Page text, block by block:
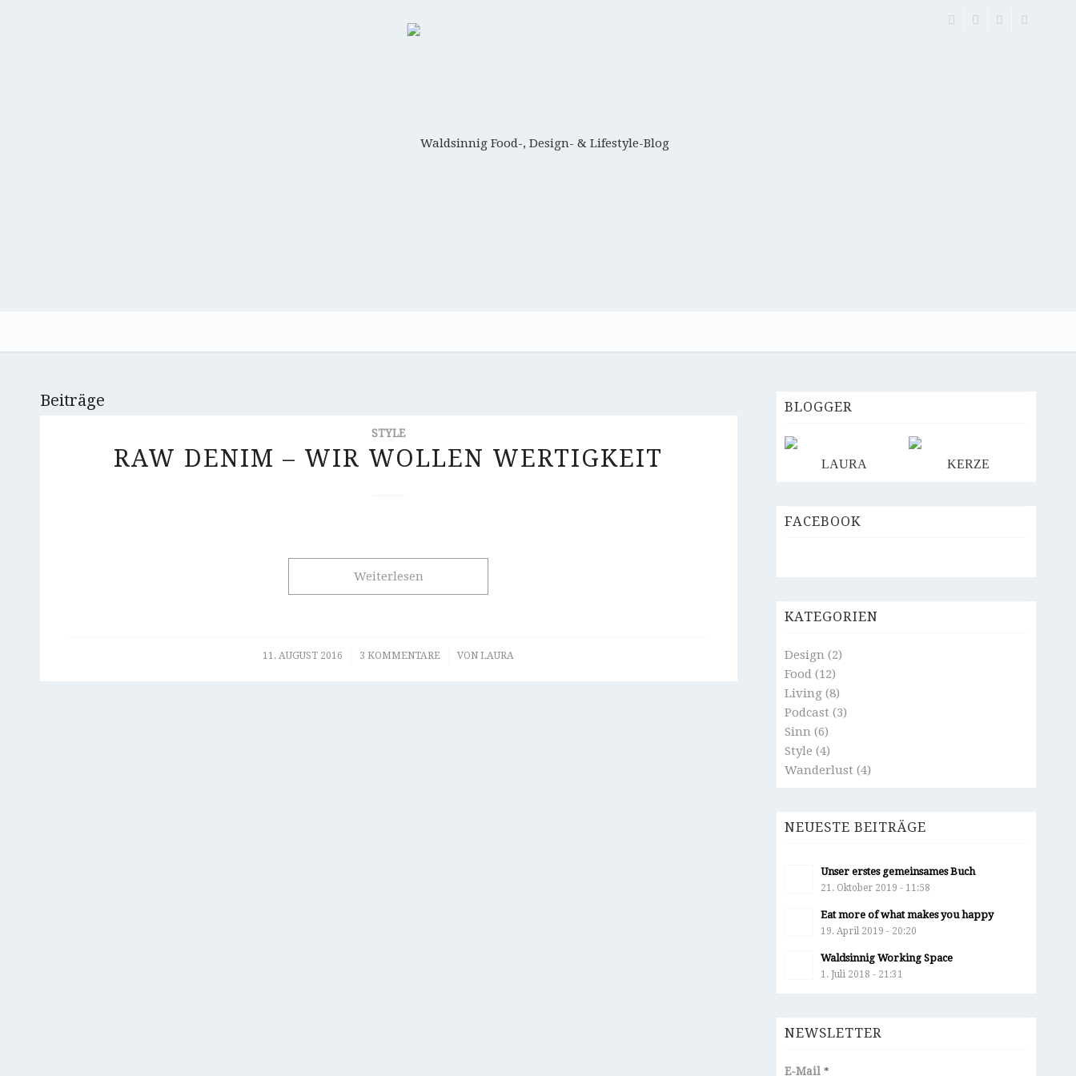
Beiträge
STYLE
RAW DENIM – WIR WOLLEN WERTIGKEIT
Weiterlesen
11. AUGUST 2016
/ 3 KOMMENTARE
/ VONLAURA
BLOGGER
LAURA KERZE
FACEBOOK
KATEGORIEN
Design(2)
Food(12)
Living(8)
Podcast (3)
Sinn(6)
Style (4)
Wanderlust (4)
NEUESTE BEITRÄGE
Unser erstes gemeinsames Buch
21. Oktober 2019 - 11:58
Eat more of what makes you happy
19. April 2019 - 20:20
Waldsinnig Working Space
1. Juli 2018 - 21:31
NEWSLETTER
E-Mail *